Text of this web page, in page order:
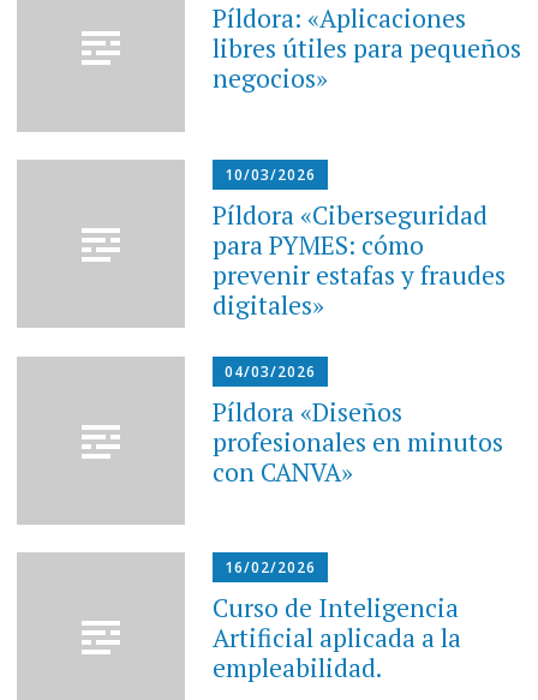
Píldora: «Aplicaciones
libres útiles para pequeños
negocios»
10/03/2026
Píldora «Ciberseguridad
para PYMES: cómo
prevenir estafas y fraudes
digitales»
04/03/2026
Píldora «Diseños
profesionales en minutos
con CANVA»
16/02/2026
Curso de Inteligencia
Artificial aplicada a la
empleabilidad.